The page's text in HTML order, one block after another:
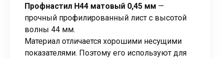
Профнастил Н44 матовый 0,45 мм —
прочный профилированный лист с высотой
волны 44 мм.
Материал отличается хорошими несущими
показателями. Поэтому его используют для